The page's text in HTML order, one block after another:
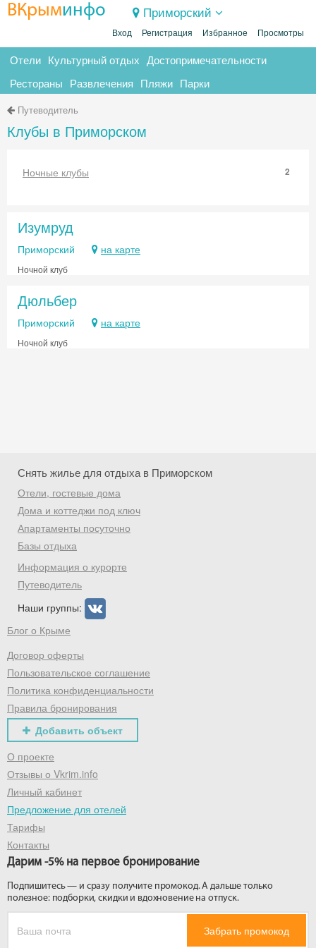
ВКрыминфо Приморский
Вход Регистрация Избранное Просмотры
Отели Культурный отдых Достопримечательности
Рестораны Развлечения Пляжи Парки
Путеводитель
Клубы в Приморском
Ночные клубы 2
Изумруд
Приморский на карте
Ночной клуб
Дюльбер
Приморский на карте
Ночной клуб
Снять жилье для отдыха в Приморском
Отели, гостевые дома
Дома и коттеджи под ключ
Апартаменты посуточно
Базы отдыха
Информация о курорте
Путеводитель
Наши группы:
Блог о Крыме
Договор оферты
Пользовательское соглашение
Политика конфиденциальности
Правила бронирования
Добавить объект
О проекте
Отзывы о Vkrim.info
Личный кабинет
Предложение для отелей
Тарифы
Контакты
Дарим -5% на первое бронирование
Подпишитесь — и сразу получите промокод. А дальше только
полезное: подборки, скидки и вдохновение на отпуск.
Забрать промокод
Скидка −5%
Хочешь дешевле? Оставь почту и получи
промокод на первое бронирование!